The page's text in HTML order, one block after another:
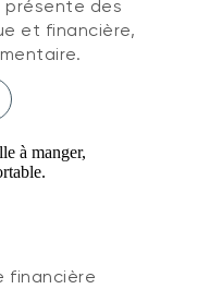
présente des
et financière,
financière